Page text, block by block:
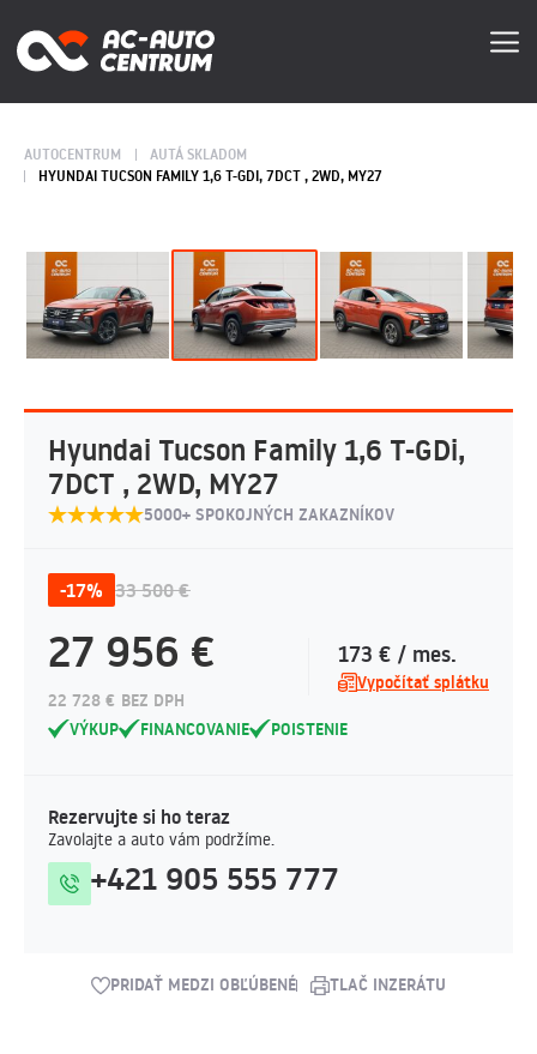
AUTOCENTRUM
AUTÁ SKLADOM
HYUNDAI TUCSON FAMILY 1,6 T-GDI, 7DCT , 2WD, MY27
Hyundai Tucson Family 1,6 T-GDi,
7DCT , 2WD, MY27
5000+ SPOKOJNÝCH ZAKAZNÍKOV
-17% 33 500 €
27 956 €
22 728 € BEZ DPH
173 € / mes.
Vypočítať splátku
VÝKUP
FINANCOVANIE POISTENIE
Rezervujte si ho teraz
Zavolajte a auto vám podržíme.
+421 905 555 777
PRIDAŤ MEDZI OBĽÚBENÉ TLAČ INZERÁTU